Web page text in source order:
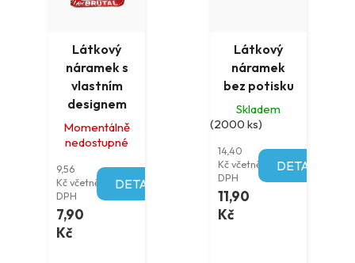
Látkový
náramek s
vlastním
designem
Momentálně
nedostupné
9,56
Kč včetně
DPH
7,90
Kč
DETAIL
Látkový
náramek
bez potisku
Skladem
(2000 ks)
14,40
Kč včetně
DPH
11,90
Kč
DETAIL